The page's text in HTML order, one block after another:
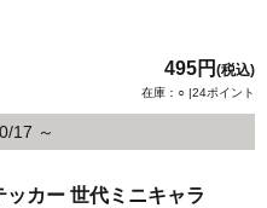
495円 (税込)
在庫：○ |24ポイント
17 ～
カー 世代ミニキャラ